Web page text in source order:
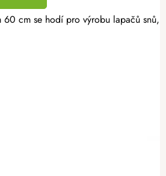
60 cm se hodí pro výrobu lapačů